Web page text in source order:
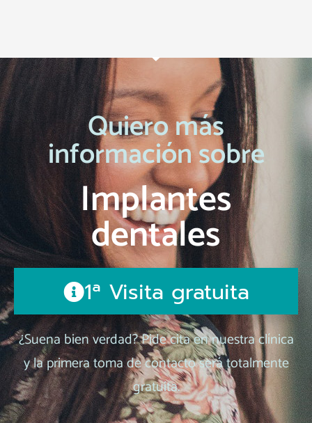
Quiero más
información sobre
Implantes
dentales
1ª Visita gratuita
¿Suena bien verdad? Pide cita en nuestra clínica
y la primera toma de contacto será totalmente
gratuita.